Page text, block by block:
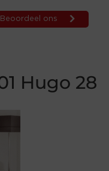
Hugo 28